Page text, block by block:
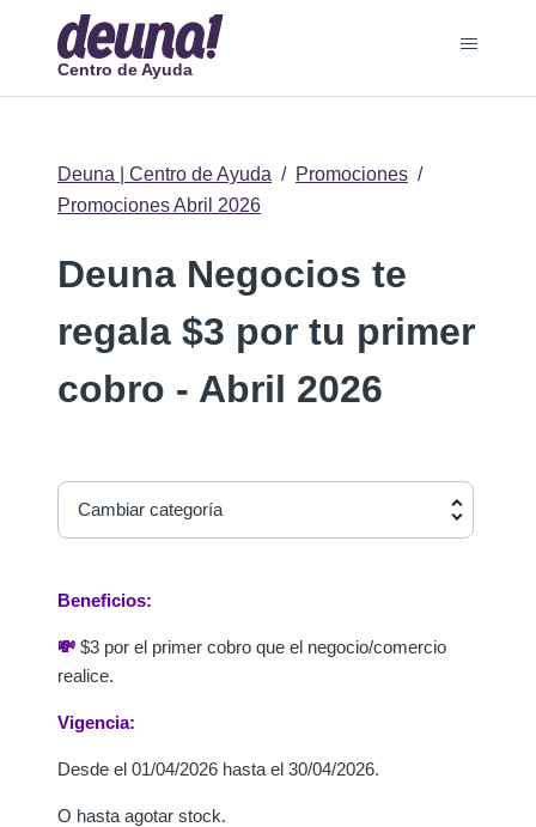
Centro de Ayuda
Deuna | Centro de Ayuda
Promociones
Promociones Abril 2026
Deuna Negocios te
regala $3 por tu primer
cobro - Abril 2026
Cambiar categoría
Beneficios:
💸 $3 por el primer cobro que el negocio/comercio
realice.
Vigencia:
Desde el 01/04/2026 hasta el 30/04/2026.
O hasta agotar stock.